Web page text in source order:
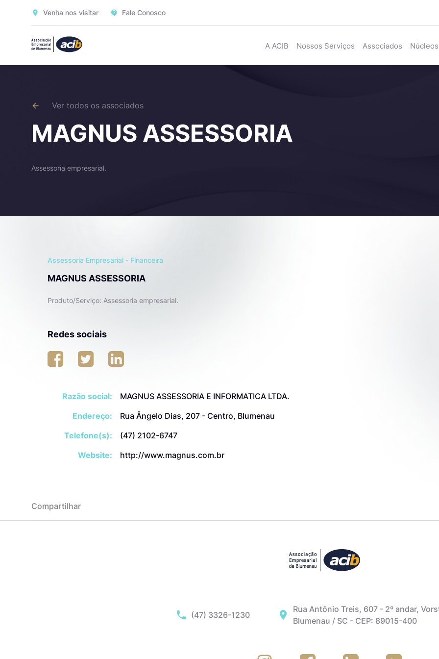
Venha nos visitar Fale Conosco
A ACIB Nossos Serviços Associados Núcleos
Ver todos os associados
MAGNUS ASSESSORIA
Assessoria empresarial.
Assessoria Empresarial - Financeira
MAGNUS ASSESSORIA
Produto/Serviço: Assessoria empresarial.
Redes sociais
Razão social:
MAGNUS ASSESSORIA E INFORMATICA LTDA.
Endereço:
Rua Ângelo Dias, 207 - Centro, Blumenau
Telefone(s):
(47) 2102-6747
Website:
http://www.magnus.com.br
Compartilhar
(47) 3326-1230
Rua Antônio Treis, 607 - 2º andar,
Blumenau / SC - CEP: 89015-400